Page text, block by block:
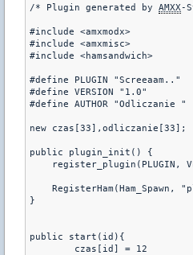
/* Plugin generated by AMXX-
#include <amxmodx>
#include <amxmisc>
#include <hamsandwich>
#define PLUGIN "Screeaam.."
#define VERSION "1.0"
#define AUTHOR "Odliczanie "
new czas[33],odliczanie[33];
public plugin_init() {
register_plugin(PLUGIN,
RegisterHam(Ham_Spawn,
}
public start(id){
        czas[id] = 12